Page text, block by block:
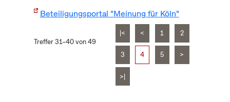
Beteiligungsportal "Meinung für Köln"
Treffer 31–40 von 49
|< < 1 2
3 4 5 >
>|